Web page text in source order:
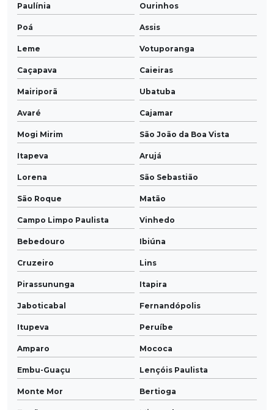
Paulínia Ourinhos
Poá Assis
Leme Votuporanga
Caçapava Caieiras
Mairiporã Ubatuba
Avaré Cajamar
Mogi Mirim São João da Boa Vista
Itapeva Arujá
Lorena São Sebastião
São Roque Matão
Campo Limpo Paulista Vinhedo
Bebedouro Ibiúna
Cruzeiro Lins
Pirassununga Itapira
Jaboticabal Fernandópolis
Itupeva Peruíbe
Amparo Mococa
Embu-Guaçu Lençóis Paulista
Monte Mor Bertioga